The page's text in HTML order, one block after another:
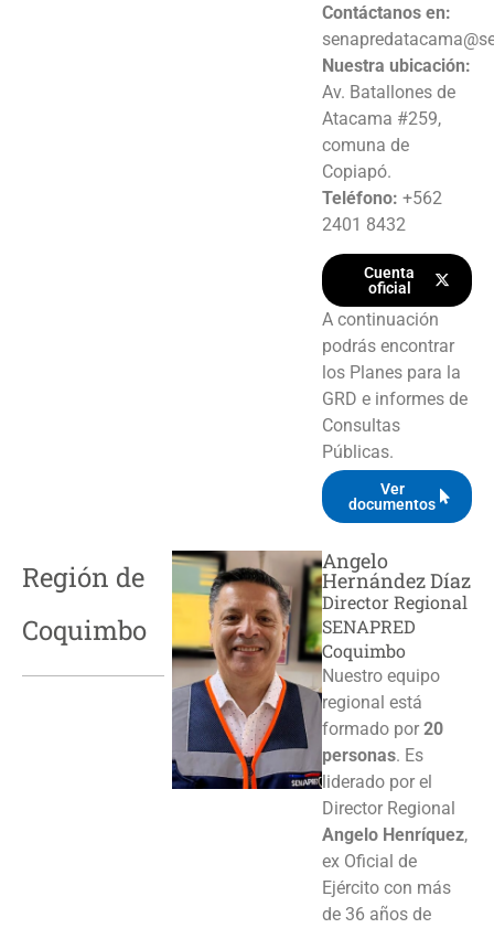
Contáctanos en:
Nuestra ubicación:
Av. Batallones de
Atacama #259,
comuna de
Copiapó.
Teléfono: +562
2401 8432
Cuenta
oficial
A continuación
podrás encontrar
los Planes para la
GRD e informes de
Consultas
Públicas.
Ver
documentos
Región de
Coquimbo
Angelo
Hernández Díaz
Director Regional
SENAPRED
Coquimbo
Nuestro equipo
regional está
formado por 20
personas. Es
liderado por el
Director Regional
Angelo Henríquez,
ex Oficial de
Ejército con más
de 36 años de